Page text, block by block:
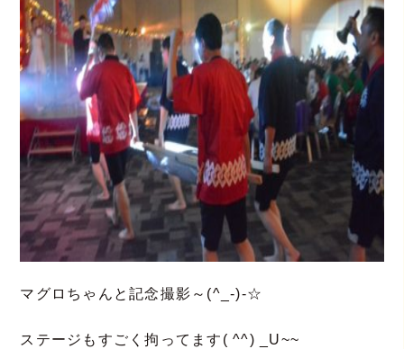
マグロちゃんと記念撮影～(^_-)-☆
ステージもすごく拘ってます( ^^) _U~~